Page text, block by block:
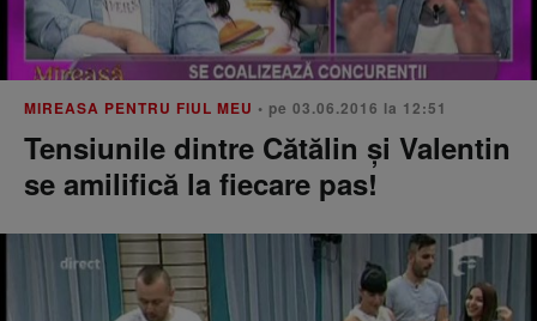
MIREASA PENTRU FIUL MEU • pe 03.06.2016 la 12:51
Tensiunile dintre Cătălin şi Valentin
se amilifică la fiecare pas!